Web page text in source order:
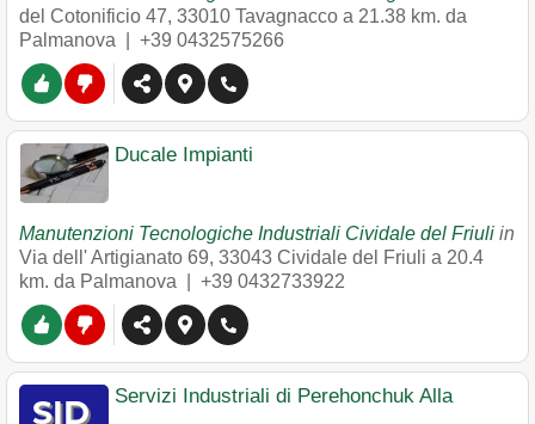
del Cotonificio 47, 33010 Tavagnacco a 21.38 km. da
Palmanova | +39 0432575266
Ducale Impianti
Manutenzioni Tecnologiche Industriali Cividale del Friuli in
Via dell' Artigianato 69, 33043 Cividale del Friuli a 20.4
km. da Palmanova | +39 0432733922
Servizi Industriali di Perehonchuk Alla